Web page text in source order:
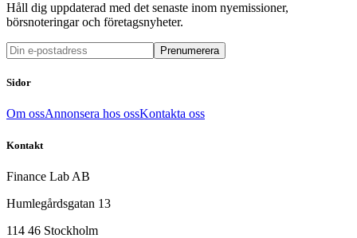
Håll dig uppdaterad med det senaste inom nyemissioner,
börsnoteringar och företagsnyheter.
Prenumerera
Sidor
Om ossAnnonsera hos ossKontakta oss
Kontakt
Finance Lab AB
Humlegårdsgatan 13
114 46 Stockholm